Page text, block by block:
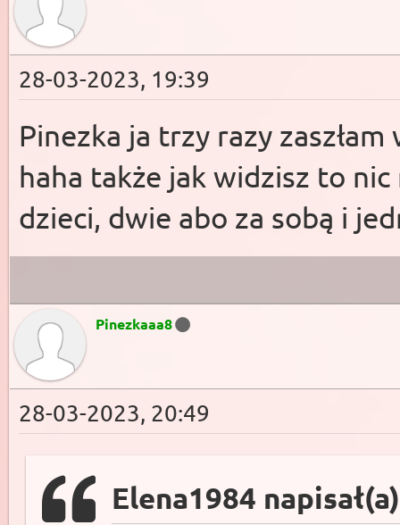
28-03-2023, 19:39
Pinezka ja trzy razy
haha także jak widzisz to
dzieci, dwie abo za sobą i
Pinezkaaa8
28-03-2023, 20:49
Elena1984